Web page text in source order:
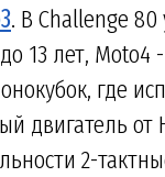
. В Challenge 80
13 лет, Moto4
где
двигатель от
2-